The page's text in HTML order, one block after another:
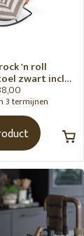
'n roll
zwart incl.
zitzak
Cacao
3 termijnen